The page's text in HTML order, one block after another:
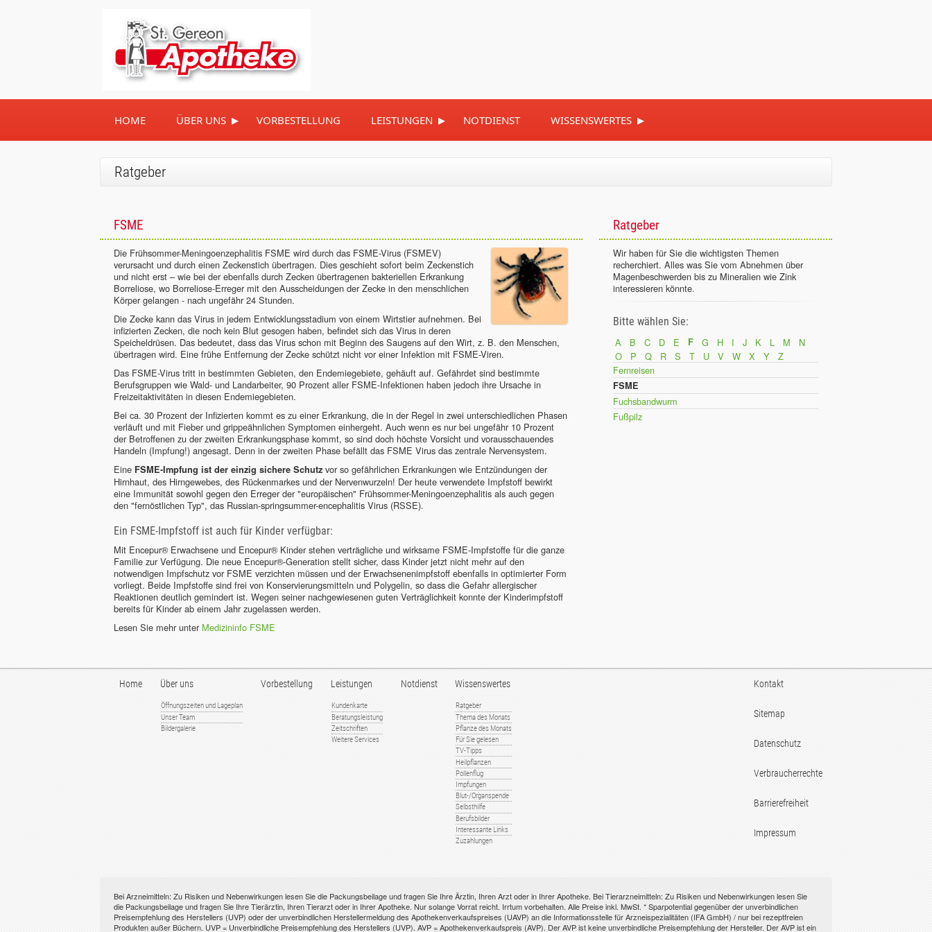
HOME ÜBER UNS ▸ VORBESTELLUNG LEISTUNGEN ▸ NOTDIENST WISSENSWERTES ▸
Ratgeber
Ratgeber
Wir haben für Sie die wichtigsten Themen
recherchiert. Alles was Sie vom Abnehmen über
Magenbeschwerden bis zu Mineralien wie Zink
interessieren könnte.
Bitte wählen Sie:
A
B C D E F G H I J K L M
N
O
P Q R S T U V W X Y
Z
Fernreisen
FSME
Fuchsbandwurm
Fußpilz
FSME
Die Frühsommer-Meningoenzephalitis FSME wird durch das FSME-Virus (FSMEV)
verursacht und durch einen Zeckenstich übertragen. Dies geschieht sofort beim Zeckenstich
und nicht erst – wie bei der ebenfalls durch Zecken übertragenen bakteriellen Erkrankung
Borreliose, wo Borreliose-Erreger mit den Ausscheidungen der Zecke in den menschlichen
Körper gelangen - nach ungefähr 24 Stunden.
Die Zecke kann das Virus in jedem Entwicklungsstadium von einem Wirtstier aufnehmen. Bei
infizierten Zecken, die noch kein Blut gesogen haben, befindet sich das Virus in deren
Speicheldrüsen. Das bedeutet, dass das Virus schon mit Beginn des Saugens auf den Wirt, z. B. den Menschen,
übertragen wird. Eine frühe Entfernung der Zecke schützt nicht vor einer Infektion mit FSME-Viren.
Das FSME-Virus tritt in bestimmten Gebieten, den Endemiegebiete, gehäuft auf. Gefährdet sind bestimmte
Berufsgruppen wie Wald- und Landarbeiter, 90 Prozent aller FSME-Infektionen haben jedoch ihre Ursache in
Freizeitaktivitäten in diesen Endemiegebieten.
Bei ca. 30 Prozent der Infizierten kommt es zu einer Erkrankung, die in der Regel in zwei unterschiedlichen Phasen
verläuft und mit Fieber und grippeähnlichen Symptomen einhergeht. Auch wenn es nur bei ungefähr 10 Prozent
der Betroffenen zu der zweiten Erkrankungsphase kommt, so sind doch höchste Vorsicht und vorausschauendes
Handeln (Impfung!) angesagt. Denn in der zweiten Phase befällt das FSME Virus das zentrale Nervensystem.
Eine FSME-Impfung ist der einzig sichere Schutz vor so gefährlichen Erkrankungen wie Entzündungen der
Hirnhaut, des Hirngewebes, des Rückenmarkes und der Nervenwurzeln! Der heute verwendete Impfstoff bewirkt
eine Immunität sowohl gegen den Erreger der "europäischen" Frühsommer-Meningoenzephalitis als auch gegen
den "fernöstlichen Typ", das Russian-springsummer-encephalitis Virus (RSSE).
Ein FSME-Impfstoff ist auch für Kinder verfügbar:
Mit Encepur® Erwachsene und Encepur® Kinder stehen verträgliche und wirksame FSME-Impfstoffe für die ganze
Familie zur Verfügung. Die neue Encepur®-Generation stellt sicher, dass Kinder jetzt nicht mehr auf den
notwendigen Impfschutz vor FSME verzichten müssen und der Erwachsenenimpfstoff ebenfalls in optimierter Form
vorliegt. Beide Impfstoffe sind frei von Konservierungsmitteln und Polygelin, so dass die Gefahr allergischer
Reaktionen deutlich gemindert ist. Wegen seiner nachgewiesenen guten Verträglichkeit konnte der Kinderimpfstoff
bereits für Kinder ab einem Jahr zugelassen werden.
Lesen Sie mehr unter Medizininfo FSME
Home Über uns
Öffnungszeiten und Lageplan
Unser Team
Bildergalerie
Vorbestellung Leistungen
Kundenkarte
Beratungsleistung
Zeitschriften
Weitere Services
Notdienst Wissenswertes
Ratgeber
Thema des Monats
Pflanze des Monats
Für Sie gelesen
TV-Tipps
Heilpflanzen
Pollenflug
Impfungen
Blut-/Organspende
Selbsthilfe
Berufsbilder
Interessante Links
Zuzahlungen
Kontakt
Sitemap
Datenschutz
Verbraucherrechte
Barrierefreiheit
Impressum
Bei Arzneimitteln: Zu Risiken und Nebenwirkungen lesen Sie die Packungsbeilage und fragen Sie Ihre Ärztin, Ihren Arzt oder in Ihrer Apotheke. Bei Tierarzneimitteln: Zu Risiken und Nebenwirkungen lesen Sie
die Packungsbeilage und fragen Sie Ihre Tierärztin, Ihren Tierarzt oder in Ihrer Apotheke. Nur solange Vorrat reicht. Irrtum vorbehalten. Alle Preise inkl. MwSt. * Sparpotential gegenüber der unverbindlichen
Preisempfehlung des Herstellers (UVP) oder der unverbindlichen Herstellermeldung des Apothekenverkaufspreises (UAVP) an die Informationsstelle für Arzneispezialitäten (IFA GmbH) / nur bei rezeptfreien
Produkten außer Büchern. UVP = Unverbindliche Preisempfehlung des Herstellers (UVP). AVP = Apothekenverkaufspreis (AVP). Der AVP ist keine unverbindliche Preisempfehlung der Hersteller. Der AVP ist ein